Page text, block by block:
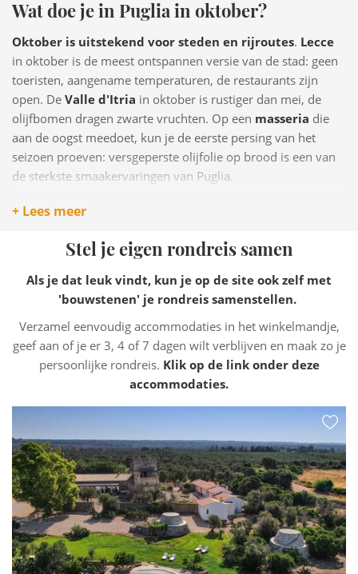
Wat doe je in Puglia in oktober?
Oktober is uitstekend voor steden en rijroutes. Lecce
in oktober is de meest ontspannen versie van de stad: geen
toeristen, aangename temperaturen, de restaurants zijn
open. De Valle d'Itria in oktober is rustiger dan mei, de
olijfbomen dragen zwarte vruchten. Op een masseria die
aan de oogst meedoet, kun je de eerste persing van het
seizoen proeven: versgeperste olijfolie op brood is een van
de sterkste smaakervaringen van Puglia.
Oktober is te koel voor consistent strandbaden
een perfecte zwemdag. Kies voor beschutte baaien bij
zonovergoten weer.
+ Lees meer
Stel je eigen rondreis samen
Als je dat leuk vindt, kun je op de site ook zelf met
'bouwstenen' je rondreis samenstellen.
Verzamel eenvoudig accommodaties in het winkelmandje,
geef aan of je er 3, 4 of 7 dagen wilt verblijven en maak zo je
persoonlijke rondreis. Klik op de link onder deze
accommodaties.